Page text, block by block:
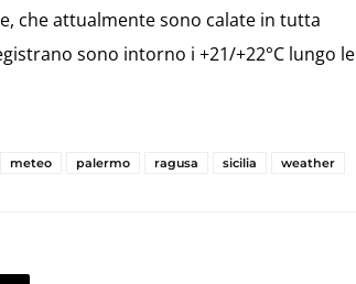
che attualmente sono calate in tutta
sono intorno i +21/+22°C lungo le
meteo palermo ragusa sicilia weather